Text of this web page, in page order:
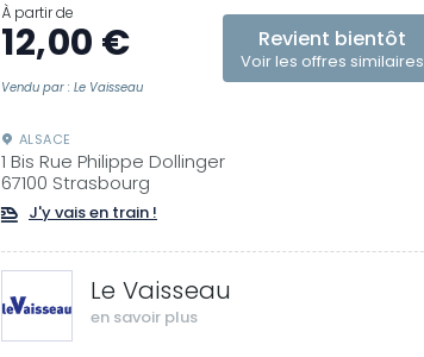
À partir de
12,00 €
Vendu par : Le Vaisseau
Revient bientôt
Voir les offres similaires
ALSACE
1 Bis Rue Philippe Dollinger
67100 Strasbourg
J'y vais en train !
Le Vaisseau
en savoir plus